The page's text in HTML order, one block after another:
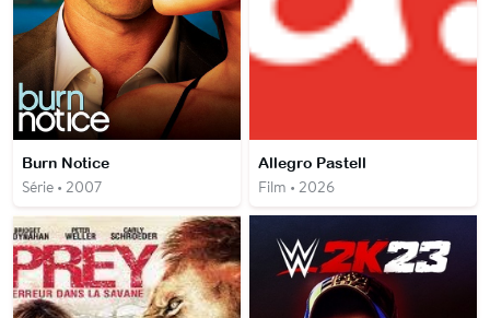
Burn Notice
Série • 2007
Allegro Pastell
Film • 2026